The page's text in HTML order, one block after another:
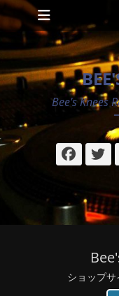
コ
ン
テ
ン
ツ
へ
ッ
プ
メインメニュー
Bee's Knees
ショップ